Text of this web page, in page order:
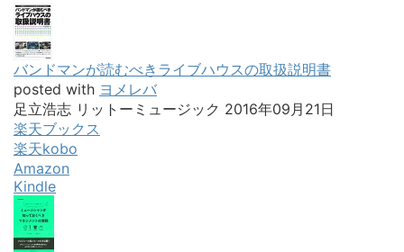
バンドマンが読むべきライブハウスの取扱説明書
posted with ヨメレバ
足立浩志 リットーミュージック 2016年09月21日
楽天ブックス
楽天kobo
Amazon
Kindle